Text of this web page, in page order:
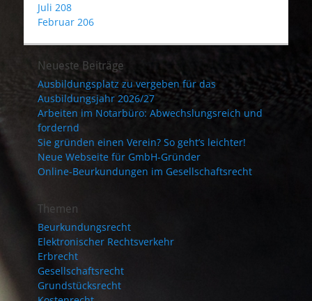
Juli 208
Februar 206
Neueste Beiträge
Ausbildungsplatz zu vergeben für das
Ausbildungsjahr 2026/27
Arbeiten im Notarbüro: Abwechslungsreich und
fordernd
Sie gründen einen Verein? So geht’s leichter!
Neue Webseite für GmbH-Gründer
Online-Beurkundungen im Gesellschaftsrecht
Themen
Beurkundungsrecht
Elektronischer Rechtsverkehr
Erbrecht
Gesellschaftsrecht
Grundstücksrecht